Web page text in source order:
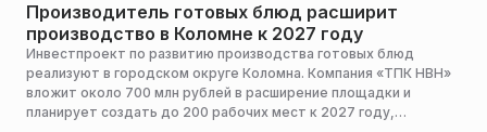
Производитель готовых блюд расширит
производство в Коломне к 2027 году
Инвестпроект по развитию производства готовых блюд
реализуют в городском округе Коломна. Компания «ТПК НВН»
вложит около 700 млн рублей в расширение площадки и
планирует создать до 200 рабочих мест к 2027 году,